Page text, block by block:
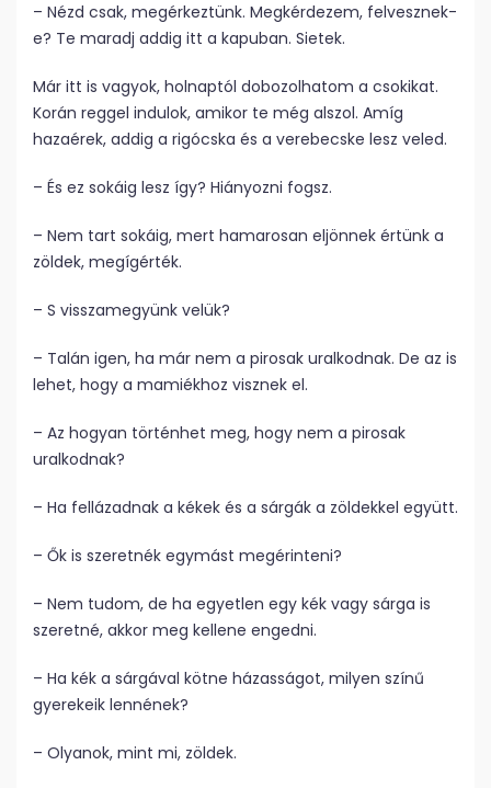
– Nézd csak, megérkeztünk. Megkérdezem, felvesznek-
e? Te maradj addig itt a kapuban. Sietek.
Már itt is vagyok, holnaptól dobozolhatom a csokikat.
Korán reggel indulok, amikor te még alszol. Amíg
hazaérek, addig a rigócska és a verebecske lesz veled.
– És ez sokáig lesz így? Hiányozni fogsz.
– Nem tart sokáig, mert hamarosan eljönnek értünk a
zöldek, megígérték.
– S visszamegyünk velük?
– Talán igen, ha már nem a pirosak uralkodnak. De az is
lehet, hogy a mamiékhoz visznek el.
– Az hogyan történhet meg, hogy nem a pirosak
uralkodnak?
– Ha fellázadnak a kékek és a sárgák a zöldekkel együtt.
– Ők is szeretnék egymást megérinteni?
– Nem tudom, de ha egyetlen egy kék vagy sárga is
szeretné, akkor meg kellene engedni.
– Ha kék a sárgával kötne házasságot, milyen színű
gyerekeik lennének?
– Olyanok, mint mi, zöldek.